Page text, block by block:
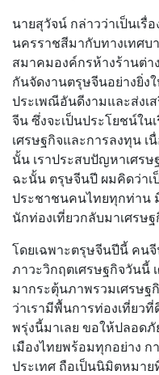
นายสุวัจน์ กล่าวว่าเป็นเรื่
นครราชสีมากับทางเทศ
สมาคมองค์กรห้างร้านต่า
กันจัดงานตรุษจีนอย่างยิ่ง
ประเพณีอันดีงามและส่งเ
จีน ซึ่งจะเป็นประโยชน์ใน
เศรษฐกิจและการลงทุน
นั้น เราประสบปัญหาเศร
ฉะนั้น ตรุษจีนปี ผมคิดว่า
ประชาชนคนไทยทุกท่าน
นักท่องเที่ยวกลับมาเศรษ
โดยเฉพาะตรุษจีนปีนี้ คนจี
ภาวะวิกฤตเศรษฐกิจวันนี้
มากระตุ้นภาพรวมเศรษฐ
ว่าเรามีพื้นการท่องเที่ยว
พรุ่งนี้มาเลย ขอให้ปลอด
เมืองไทยพร้อมทุกอย่าง ก
ประเทศ ถือเป็นนิมิตหมา